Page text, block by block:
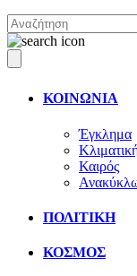
ΚΟΙΝΩΝΙΑ
Έγκλημα
Καιρός
ΠΟΛΙΤΙΚΗ
ΚΟΣΜΟΣ